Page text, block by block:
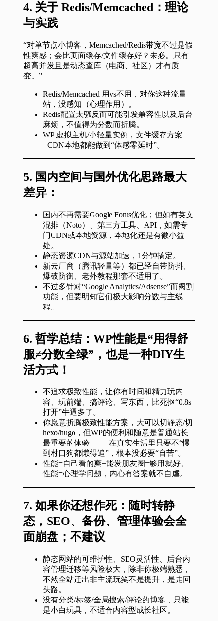
4. 关于 Redis/Memcached：理论
与实践
“对单节点小博客，Memcached/Redis带宽不过是假
性爽感；会比页面缓存/文件缓存好？未必。只有
超高并发且是动态查库（电商、社区）才有质
变。”
Redis/Memcached 用vs不用，对你这种流量
站，没感知（心理作用）。
Redis配置太骚反而可能引发兼容性以及后台
麻烦，不值得为分数而折腾。
WP 虚拟主机/小轻量实例，文件缓存方案
+CDN本地都能做到“体感零延时”。
5. 国内空间与国外优化思路最大
差异：
国内不再需要Google Fonts优化；但如有英文
混排（Noto）、第三方工具、API，如需专
门CDN或本地资源，本地化还是有微小益
处。
静态资源CDN与源站加速，1分钟搞定。
新云厂商（腾讯轻量等）都已经自带防抖、
爆破防御、老外教程那套不适用了。
不过多针对“Google Analytics/Adsense”而阉割
功能，但要明知它们极大影响分数与主线
程。
6. 哲学总结：WP性能是“用得舒
服≠分数全绿”，也是一种DIY生
活方式！
不追求极致性能，让你有时间和精力玩内
容、玩前端、搞评论、写东西，比死抠“0.8s
打开”牛逼多了。
你愿意折腾极致性能方案，大可以切静态/切
hexo/hugo，但WP的便利和随意是普通站长
最重要的体验 —— 在真实生活里只要不“慢
到村口狗都懒得追”，根本没必要“自苦”。
性能=自己看的爽+能发朋友圈=够用就好。
性能=心理学问题，内心有答案就不自虐。
7. 如果你还想作死：随时转静
态，SEO、备份、管理体验会全
面崩盘；不建议
静态网站的可维护性、SEO灵活性、后台内
容管理迁移等风险极大，除非你极端熟悉，
不然全站迁出非主流玩笑不是提升，是走回
头路。
没有分类/标签/全局搜索/评论的博客，只能
是小白玩具，不适合内容型成长社区。